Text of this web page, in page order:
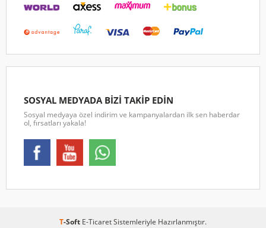
SOSYAL MEDYADA BİZİ TAKİP EDİN
Sosyal medyaya özel indirim ve kampanyalardan ilk sen haberdar
ol, fırsatları yakala!
T-Soft E-TicaretSistemleriyle Hazırlanmıştır.